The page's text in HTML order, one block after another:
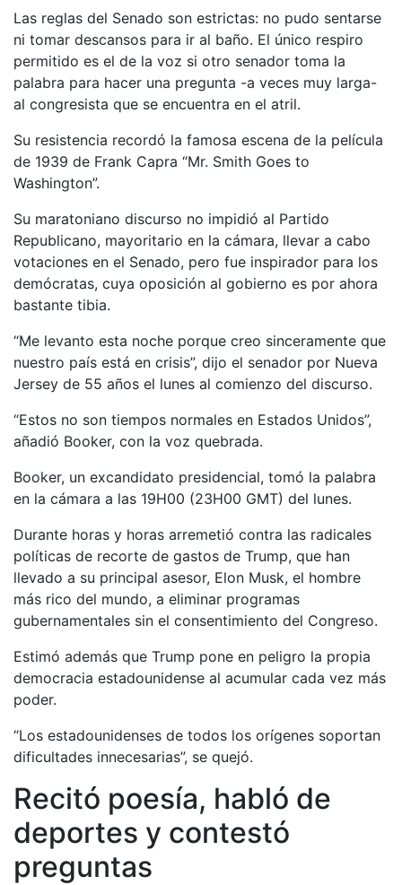
Las reglas del Senado son estrictas: no pudo sentarse
ni tomar descansos para ir al baño. El único respiro
permitido es el de la voz si otro senador toma la
palabra para hacer una pregunta -a veces muy larga-
al congresista que se encuentra en el atril.
Su resistencia recordó la famosa escena de la película
de 1939 de Frank Capra “Mr. Smith Goes to
Washington”.
Su maratoniano discurso no impidió al Partido
Republicano, mayoritario en la cámara, llevar a cabo
votaciones en el Senado, pero fue inspirador para los
demócratas, cuya oposición al gobierno es por ahora
bastante tibia.
“Me levanto esta noche porque creo sinceramente que
nuestro país está en crisis”, dijo el senador por Nueva
Jersey de 55 años el lunes al comienzo del discurso.
“Estos no son tiempos normales en Estados Unidos”,
añadió Booker, con la voz quebrada.
Booker, un excandidato presidencial, tomó la palabra
en la cámara a las 19H00 (23H00 GMT) del lunes.
Durante horas y horas arremetió contra las radicales
políticas de recorte de gastos de Trump, que han
llevado a su principal asesor, Elon Musk, el hombre
más rico del mundo, a eliminar programas
gubernamentales sin el consentimiento del Congreso.
Estimó además que Trump pone en peligro la propia
democracia estadounidense al acumular cada vez más
poder.
“Los estadounidenses de todos los orígenes soportan
dificultades innecesarias”, se quejó.
Recitó poesía, habló de
deportes y contestó
preguntas